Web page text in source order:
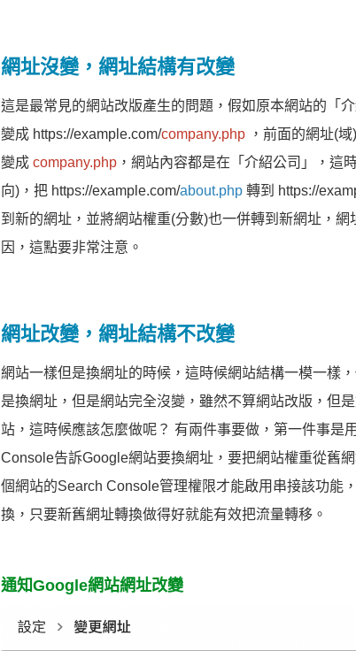
網址沒變，網址結構有改變
這是最常見的網站改版產生的問題，假如原本網站的「
變成 https://example.com/company.php ，前面的網址(
變成 company.php ，網站內容都是在「介紹公司」，這
向)，把 https://example.com/about.php 轉到 https://
到新的網址，並將網站權重(分數)也一併轉到新網址，
因，這點要非常注意。
網址改變，網址結構不改變
網站一樣但是換網址的時候，這時候網站結構一模一樣
是換網址，但是網站完全沒變，雖然不算網站改版，但
站，這時候應該怎麼做呢？ 有兩件事要做，第一件事是
Console告訴Google網站要換網址，要把網站權重從舊
個網站的Search Console管理權限才能啟用串接該功能
換，只要新舊網址轉換做得好就能有效把流量轉移。
通知Google網站網址改變